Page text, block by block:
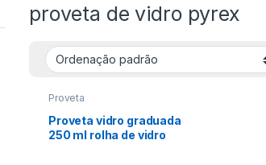
proveta de vidro pyrex
Proveta
Proveta vidro graduada
250 ml rolha de vidro